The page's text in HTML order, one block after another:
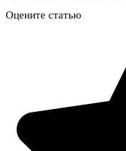
Оцените статью